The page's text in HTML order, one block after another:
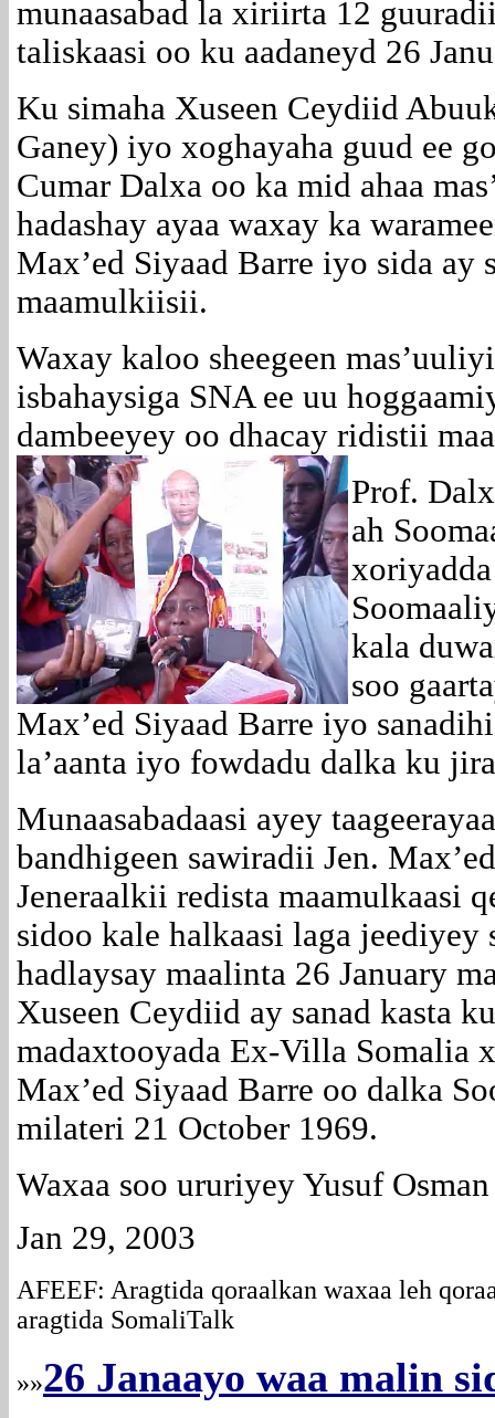
munaasabad la xiriirta 12
taliskaasi oo ku aadaneyd 26
Ku simaha Xuseen Ceydiid
Ganey) iyo xoghayaha guud ee
Cumar Dalxa oo ka mid ahaa
hadashay ayaa waxay ka
Max’ed Siyaad Barre iyo sida
maamulkiisii.
Waxay kaloo sheegeen
isbahaysiga SNA ee uu
dambeeyey oo dhacay ridistii
Prof.
ah
xoriyadda
kala
soo
Max’ed Siyaad Barre iyo
la’aanta iyo fowdadu dalka ku
Munaasabadaasi ayey
bandhigeen sawiradii Jen.
Jeneraalkii redista maamulkaasi
sidoo kale halkaasi laga jeediyey
hadlaysay maalinta 26 January
Xuseen Ceydiid ay sanad kasta
madaxtooyada Ex-Villa Somalia
Max’ed Siyaad Barre oo dalka
milateri 21 October 1969.
Waxaa soo ururiyey Yusuf Osman
Jan 29, 2003
AFEEF: Aragtida qoraalkan waxaa leh
aragtida SomaliTalk
»»26 Janaayo waa malin